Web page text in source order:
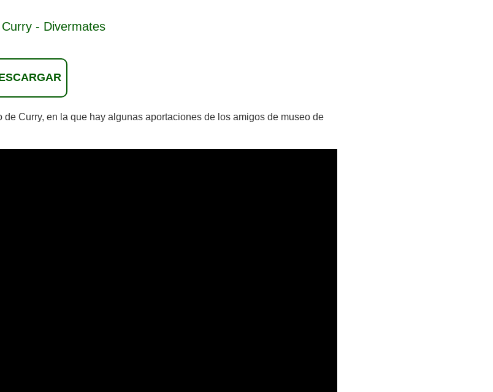
- Divermates
Curry, en la que hay algunas aportaciones de los amigos de museo de